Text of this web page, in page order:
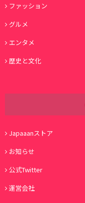
ファッション
グルメ
エンタメ
歴史と文化
Japaaanストア
お知らせ
公式Twitter
運営会社